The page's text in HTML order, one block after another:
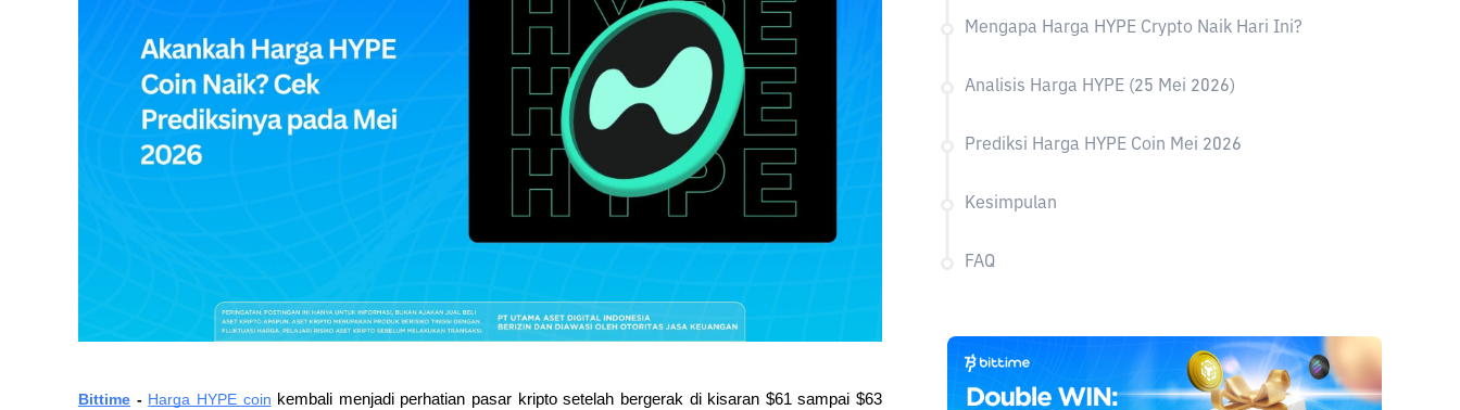
Bittime - Harga HYPE coin kembali menjadi perhatian pasar kripto setelah bergerak di kisaran $61 sampai $63
Mengapa Harga HYPE Crypto Naik Hari Ini?
Analisis Harga HYPE (25 Mei 2026)
Prediksi Harga HYPE Coin Mei 2026
Kesimpulan
FAQ